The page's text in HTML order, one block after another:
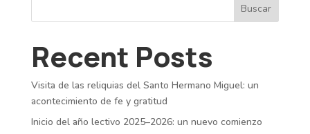
Buscar
Recent Posts
Visita de las reliquias del Santo Hermano Miguel: un
acontecimiento de fe y gratitud
Inicio del año lectivo 2025–2026: un nuevo comienzo